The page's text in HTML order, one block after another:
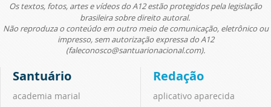
Os textos, fotos, artes e vídeos do A12 estão protegidos pela legislação
brasileira sobre direito autoral.
Não reproduza o conteúdo em outro meio de comunicação, eletrônico ou
impresso, sem autorização expressa do A12
(faleconosco@santuarionacional.com).
Santuário
academia marial
Redação
aplicativo aparecida